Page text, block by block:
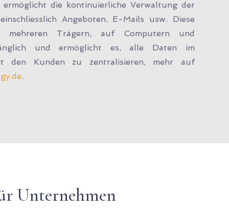
die kontinuierliche Verwaltung der
Angeboten, E-Mails usw. Diese
Trägern, auf Computern und
und ermöglicht es, alle Daten im
den Kunden zu zentralisieren, mehr auf
.
Unternehmen